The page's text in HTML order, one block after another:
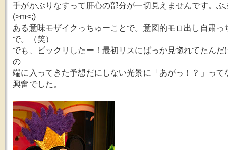
手がかぶりなすって肝心の部分が一切見えませんです。ぶ
(>m<;)
ある意味モザイクっちゅーことで。意図的モロ出し自粛っ
で。（笑）
でも、ビックリしたー！最初リスにばっか見惚れてたんだ
の
端に入ってきた予想だにしない光景に「あがっ！？」って
興奮でした。